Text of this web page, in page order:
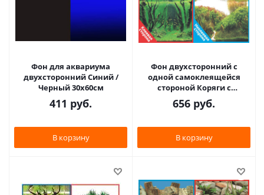
Фон для аквариума
двухсторонний Синий /
Черный 30х60см
411 руб.
В корзину
Фон двухсторонний с
одной самоклеящейся
стороной Коряги с
растениями/Растительные
холмы 50x100см 908
656 руб.
В корзину